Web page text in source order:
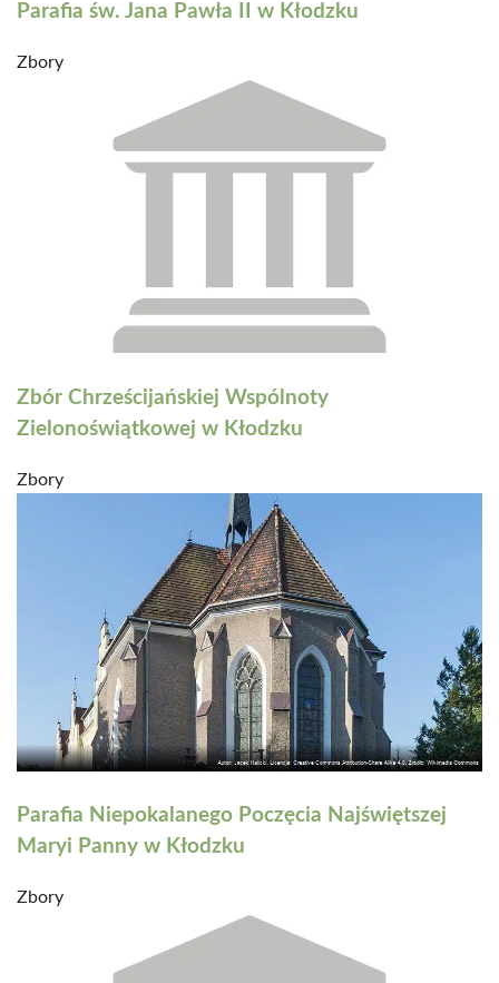
Parafia św. Jana Pawła II w Kłodzku
Zbory
Zbór Chrześcijańskiej Wspólnoty
Zielonoświątkowej w Kłodzku
Zbory
Parafia Niepokalanego Poczęcia Najświętszej
Maryi Panny w Kłodzku
Zbory